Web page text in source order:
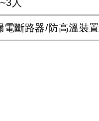
人
電斷路器/防高溫裝